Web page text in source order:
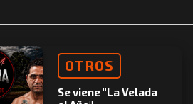
OTROS
Se viene "La Velada